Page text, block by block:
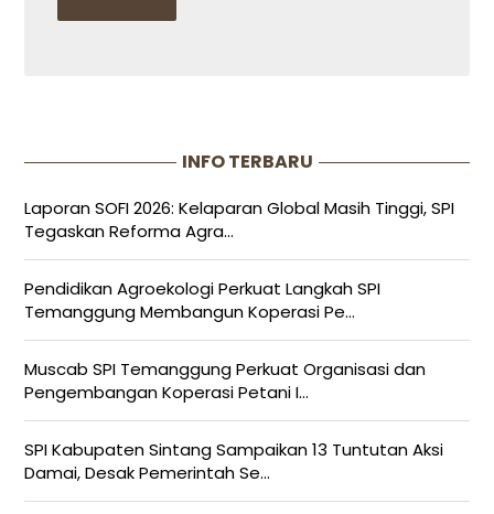
INFO TERBARU
Laporan SOFI 2026: Kelaparan Global Masih Tinggi, SPI
Tegaskan Reforma Agra...
Pendidikan Agroekologi Perkuat Langkah SPI
Temanggung Membangun Koperasi Pe...
Muscab SPI Temanggung Perkuat Organisasi dan
Pengembangan Koperasi Petani I...
SPI Kabupaten Sintang Sampaikan 13 Tuntutan Aksi
Damai, Desak Pemerintah Se...